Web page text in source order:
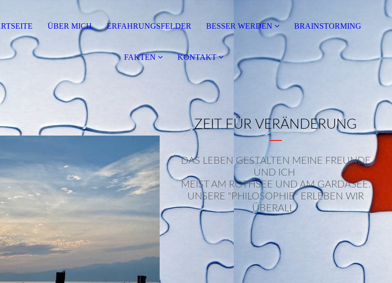
ÜBER MICH ERFAHRUNGSFELDER BESSER WERDEN BRAINSTORMING
FAKTEN KONTAKT
ZEIT FÜR VERÄNDERUNG
—
DAS LEBEN GESTALTEN MEINE FREUNDE
UND ICH
MEIST AM ROTHSEE UND AM GARDASEE.
UNSERE "PHILOSOPHIE" ERLEBEN WIR
ÜBERALL.